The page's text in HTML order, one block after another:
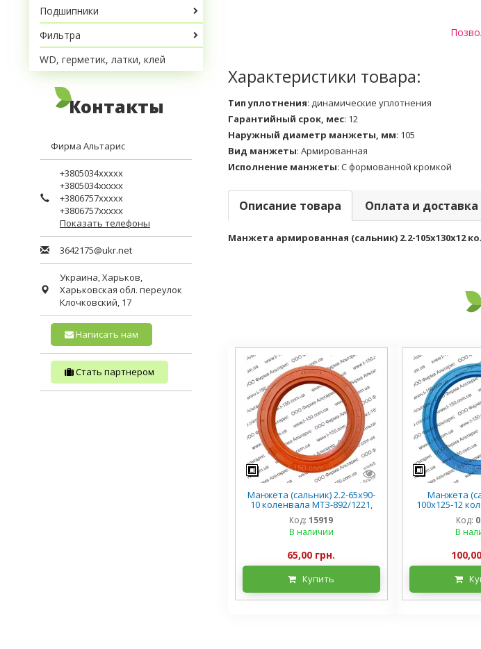
Характеристики товара:
Тип уплотнения: динамические уплотнения
Гарантийный срок, мес: 12
Наружный диаметр манжеты, мм: 105
Вид манжеты: Армированная
Исполнение манжеты: С формованной кромкой
Описание товара Оплата и доставка
Манжета армированная (сальник) 2.2-105х130х12
Манжета (сальник) 2.2-65х90-
10 коленвала МТЗ-892/1221,
ЮМЗ Д-260/Д-65, силикон
Код: 15919
В наличии
65,00 грн.
Купить
Манжета
100х125-12
МТЗ-80/82,
Код:
В
Подшипники
Фильтра
WD, герметик, латки, клей
Контакты
Фирма Альтарис
+3805034xxxxx
+3805034xxxxx
+3806757xxxxx
+3806757xxxxx
Показать телефоны
3642175@ukr.net
Украина,Харьков,
Харьковская обл. переулок
Клочковский, 17
Написать нам
Стать партнером